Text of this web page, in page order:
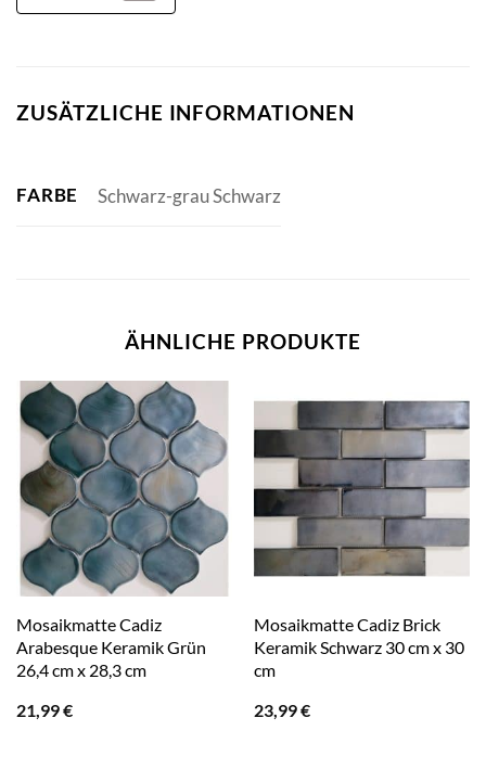
ZUSÄTZLICHE INFORMATIONEN
FARBE Schwarz-grau Schwarz
ÄHNLICHE PRODUKTE
Mosaikmatte Cadiz
Arabesque Keramik Grün
26,4 cm x 28,3 cm
21,99€
Mosaikmatte Cadiz Brick
Keramik Schwarz 30 cm x 30
cm
23,99€